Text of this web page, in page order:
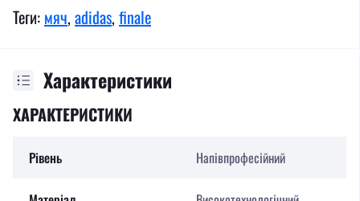
Теги: мяч, adidas, finale
Характеристики
ХАРАКТЕРИСТИКИ
Рівень Напівпрофесійний